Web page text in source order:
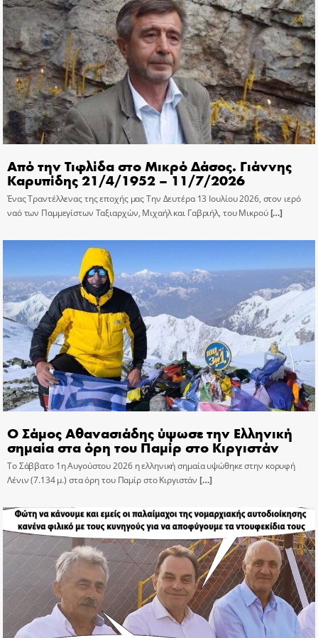
Από την Τιφλίδα στο Μικρό Δάσος. Γιάννης
Καρυπίδης 21/4/1952 – 11/7/2026
Ένας Τραντέλλενας της εποχής μας Την Δευτέρα 13 Ιουλίου 2026, στον ιερό
ναό των Παμμεγίστων Ταξιαρχών, Μιχαήλ και Γαβριήλ, του Μικρού[…]
Ο Σάμος Αθανασιάδης ύψωσε την Ελληνική
σημαία στα όρη του Παμίρ στο Κιργιστάν
Το Σάββατο 1η Αυγούστου 2026 η ελληνική σημαία υψώθηκε στην κορυφή
Λένιν (7.134 μ.) στα όρη του Παμίρ στο Κιργιστάν […]